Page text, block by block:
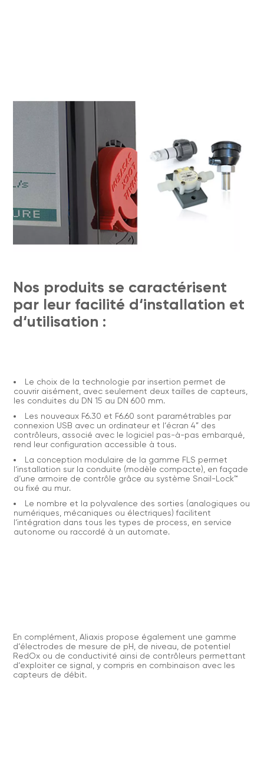
Nos produits se caractérisent
par leur facilité d‘installation et
d‘utilisation :
Le choix de la technologie par insertion permet de
couvrir aisément, avec seulement deux tailles de capteurs,
les conduites du DN 15 au DN 600 mm.
Les nouveaux F6.30 et F6.60 sont paramétrables par
connexion USB avec un ordinateur et l‘écran 4” des
contrôleurs, associé avec le logiciel pas-à-pas embarqué,
rend leur configuration accessible à tous.
La conception modulaire de la gamme FLS permet
l‘installation sur la conduite (modèle compacte), en façade
d‘une armoire de contrôle grâce au système Snail-Lock™
ou fixé au mur.
Le nombre et la polyvalence des sorties (analogiques ou
numériques, mécaniques ou électriques) facilitent
l‘intégration dans tous les types de process, en service
autonome ou raccordé à un automate.
En complément, Aliaxis propose également une gamme
d‘électrodes de mesure de pH, de niveau, de potentiel
RedOx ou de conductivité ainsi de contrôleurs permettant
d‘exploiter ce signal, y compris en combinaison avec les
capteurs de débit.